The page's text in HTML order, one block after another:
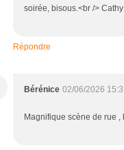
soirée, bisous.<br /> Cathy
Répondre
Bérénice 02/06/2026
Magnifique scène de rue